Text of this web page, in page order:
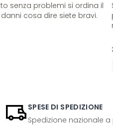
senza problemi si ordina il
cosa dire siete bravi.
SPESE DI SPEDIZIONE
Spedizione nazionale